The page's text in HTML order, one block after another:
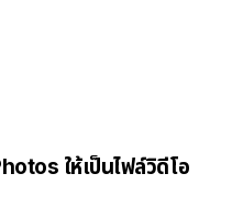
ให้เป็นไฟล์วิดีโอ